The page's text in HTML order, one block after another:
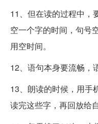
11、但在读的过程中，
空一个字的时间，句号
用空时间。
12、语句本身要流畅，
13、朗读的时候，用手
读完这些字，再回放给